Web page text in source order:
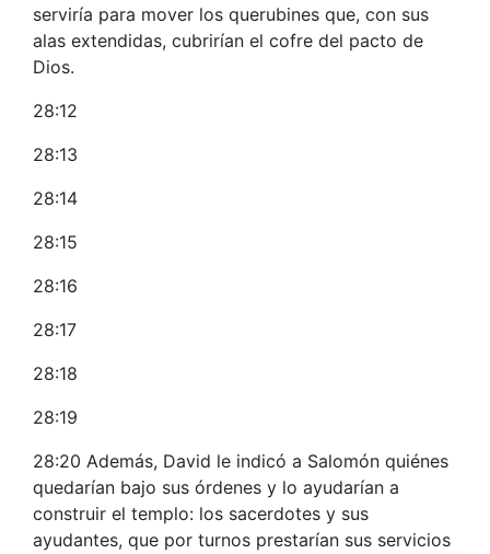
serviría para mover los querubines que, con sus
alas extendidas, cubrirían el cofre del pacto de
Dios.
28:12
28:13
28:14
28:15
28:16
28:17
28:18
28:19
28:20 Además, David le indicó a Salomón quiénes
quedarían bajo sus órdenes y lo ayudarían a
construir el templo: los sacerdotes y sus
ayudantes, que por turnos prestarían sus servicios